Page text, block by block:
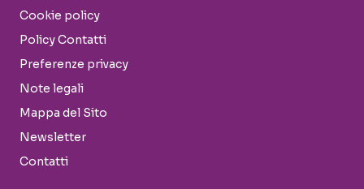
Cookie policy
Policy Contatti
Preferenze privacy
Note legali
Mappa del Sito
Newsletter
Contatti